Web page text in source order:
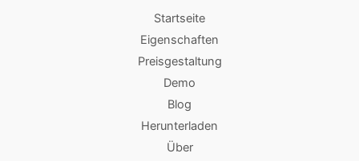
Startseite
Eigenschaften
Preisgestaltung
Demo
Blog
Herunterladen
Über